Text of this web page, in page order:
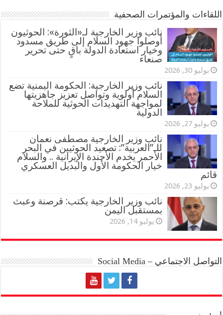
اللقاءات والمؤتمرات الصحفية
‏نائب وزير الخارجية لـ«الثورة»: الحوثيون
أوصلوا جهود السلام إلى طريق مسدود
وخيار استعادة الدولة باقٍ حتى تحرير
صنعاء
يوليو 30, 2026
نائب وزير الخارجية: الحكومة اليمنية تضع
السلام أولوية وتواصل تعزيز جاهزيتها
لمواجهة التهديدات الحوثية للملاحة
الدولية
يوليو 27, 2026
نائب وزير الخارجية مصطفى نعمان
للـ”العربية”: تصعيد الحوثيين في البحر
الأحمر يخدم الأجندة الإيرانية .. والسلام
خيار الحكومة الأول والبديل العسكري
قائم
يوليو 23, 2026
نائب وزير الخارجية يكتب: قرصنة وعبث
بمستقبل اليمن
يوليو 14, 2026
التواصل الاجتماعي – Social Media